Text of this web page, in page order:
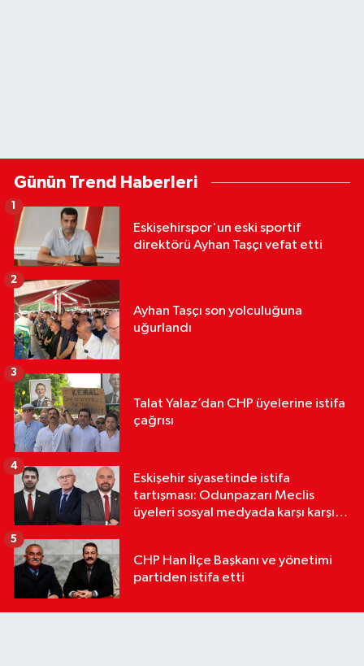
Günün Trend Haberleri
Eskişehirspor'un eski sportif
direktörü Ayhan Taşçı vefat etti
1
Ayhan Taşçı son yolculuğuna
uğurlandı
2
Talat Yalaz’dan CHP üyelerine istifa
çağrısı
3
Eskişehir siyasetinde istifa
tartışması: Odunpazarı Meclis
üyeleri sosyal medyada karşı karşıya
4
CHP Han İlçe Başkanı ve yönetimi
partiden istifa etti
5